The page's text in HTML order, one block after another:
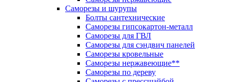
Саморезы и шурупы
Болты сантехнические
Саморезы гипсокартон-металл
Саморезы для ГВЛ
Саморезы для сэндвич панелей
Саморезы кровельные
Саморезы нержавеющие**
Саморезы по дереву